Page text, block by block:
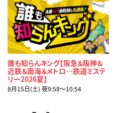
誰も知らんキング【阪急＆阪神＆
近鉄＆南海＆メトロ…鉄道ミステ
リー2026夏】
8月15日(土) 夜9:58〜10:54